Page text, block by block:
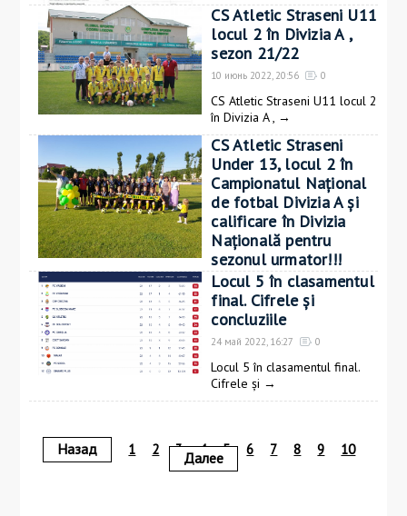
CS Atletic Straseni U11
locul 2 în Divizia A ,
sezon 21/22
10 июнь 2022, 20:56 0
CS Atletic Straseni U11 locul 2
în Divizia A , →
CS Atletic Straseni
Under 13, locul 2 în
Campionatul Național
de fotbal Divizia A și
calificare în Divizia
Națională pentru
sezonul urmator!!!
04 июнь 2022, 12:19 0
CS Atletic Straseni Under 13,
locul 2 în→
Locul 5 în clasamentul
final. Cifrele și
concluziile
24 май 2022, 16:27 0
Locul 5 în clasamentul final.
Cifrele și →
Назад 1 2 3 4 5 6 7 8 9 10
Далее